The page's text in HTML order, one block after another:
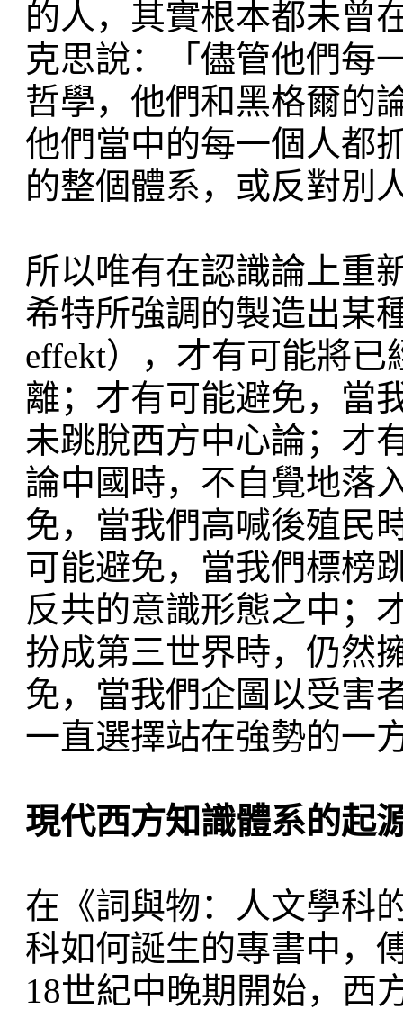
的人，其實根本都未曾
克思說：「儘管他們每
哲學，他們和黑格爾的
他們當中的每一個人都
的整個體系，或反對別
所以唯有在認識論上重
希特所強調的製造出某
effekt），才有可能將
離；才有可能避免，當
未跳脫西方中心論；才
論中國時，不自覺地落
免，當我們高喊後殖民
可能避免，當我們標榜
反共的意識形態之中；
扮成第三世界時，仍然
免，當我們企圖以受害
一直選擇站在強勢的一
現代西方知識體系的起
在《詞與物：人文學科
科如何誕生的專書中，
18世紀中晚期開始，西